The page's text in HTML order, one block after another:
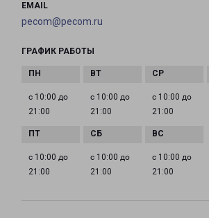
EMAIL
pecom@pecom.ru
ГРАФИК РАБОТЫ
с 10:00 до
21:00
с 10:00 до
21:00
с 10:00 до
21:00
с 10:00 до
21:00
с 10:00 до
21:00
с 10:00 до
21:00